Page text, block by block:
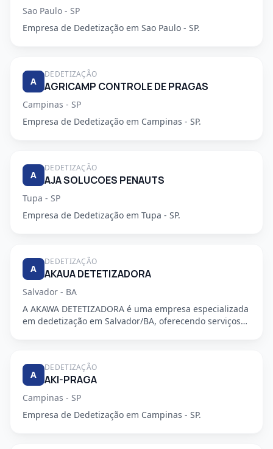
Sao Paulo - SP
Empresa de Dedetização em Sao Paulo - SP.
A
DEDETIZAÇÃO
AGRICAMP CONTROLE DE PRAGAS
Campinas - SP
Empresa de Dedetização em Campinas - SP.
A
DEDETIZAÇÃO
AJA SOLUCOES PENAUTS
Tupa - SP
Empresa de Dedetização em Tupa - SP.
A
DEDETIZAÇÃO
AKAUA DETETIZADORA
Salvador - BA
A AKAWA DETETIZADORA é uma empresa especializada
em dedetização em Salvador/BA, oferecendo serviços
A
DEDETIZAÇÃO
AKI-PRAGA
Campinas - SP
Empresa de Dedetização em Campinas - SP.